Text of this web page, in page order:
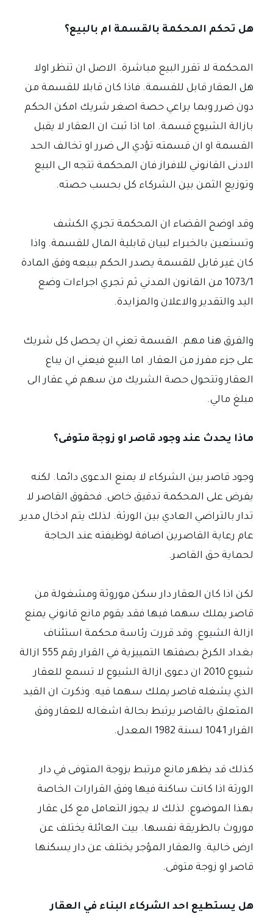
هل تحكم المحكمة بالقسمة ام بالبيع؟
المحكمة لا تقرر البيع مباشرة. الاصل ان تنظر اولا
هل العقار قابل للقسمة. فاذا كان قابلا للقسمة من
دون ضرر وبما يراعي حصة اصغر شريك امكن الحكم
بازالة الشيوع قسمة. اما اذا ثبت ان العقار لا يقبل
القسمة او ان قسمته تؤدي الى ضرر او تخالف الحد
الادنى القانوني للافراز فان المحكمة تتجه الى البيع
وتوزيع الثمن بين الشركاء كل بحسب حصته.
وقد اوضح القضاء ان المحكمة تجري الكشف
وتستعين بالخبراء لبيان قابلية المال للقسمة. واذا
كان غير قابل للقسمة يصدر الحكم ببيعه وفق المادة
1073/1 من القانون المدني ثم تجري اجراءات وضع
اليد والتقدير والاعلان والمزايدة.
والفرق هنا مهم. القسمة تعني ان يحصل كل شريك
على جزء مفرز من العقار. اما البيع فيعني ان يباع
العقار وتتحول حصة الشريك من سهم في عقار الى
مبلغ مالي.
ماذا يحدث عند وجود قاصر او زوجة متوفى؟
وجود قاصر بين الشركاء لا يمنع الدعوى دائما. لكنه
يفرض على المحكمة تدقيق خاص. فحقوق القاصر لا
تدار بالتراضي العادي بين الورثة. لذلك يتم ادخال مدير
عام رعاية القاصرين اضافة لوظيفته عند الحاجة
لحماية حق القاصر.
لكن اذا كان العقار دار سكن موروثة ومشغولة من
قاصر يملك سهما فيها فقد يقوم مانع قانوني يمنع
ازالة الشيوع. وقد قررت رئاسة محكمة استئناف
بغداد الكرخ بصفتها التمييزية في القرار رقم 555 ازالة
شيوع 2010 ان دعوى ازالة الشيوع لا تسمع للعقار
الذي يشغله قاصر يملك سهما فيه. وذكرت ان القيد
المتعلق بالقاصر يرتبط بحالة اشغاله للعقار وفق
القرار 1041 لسنة 1982 المعدل.
كذلك قد يظهر مانع مرتبط بزوجة المتوفى في دار
الورثة اذا كانت ساكنة فيها وفق القرارات الخاصة
بهذا الموضوع. لذلك لا يجوز التعامل مع كل عقار
موروث بالطريقة نفسها. بيت العائلة يختلف عن
ارض خالية. والعقار المؤجر يختلف عن دار يسكنها
قاصر او زوجة متوفى.
هل يستطيع احد الشركاء البناء في العقار